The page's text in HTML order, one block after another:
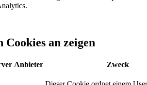
Cookies an zeigen
Anbieter Zweck